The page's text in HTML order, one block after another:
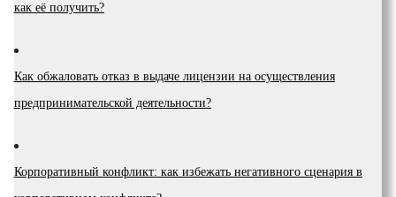
как её получить?
Как обжаловать отказ в выдаче лицензии на осуществления
предпринимательской деятельности?
Корпоративный конфликт: как избежать негативного сценария в